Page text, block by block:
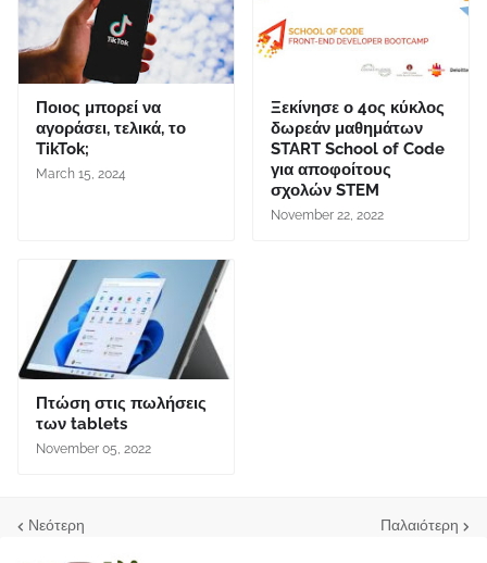
Ποιος μπορεί να
αγοράσει, τελικά, το
TikTok;
March 15, 2024
Ξεκίνησε ο 4ος κύκλος
δωρεάν μαθημάτων
START School of Code
για αποφοίτους
σχολών STEM
November 22, 2022
Πτώση στις πωλήσεις
των tablets
November 05, 2022
Νεότερη Παλαιότερη